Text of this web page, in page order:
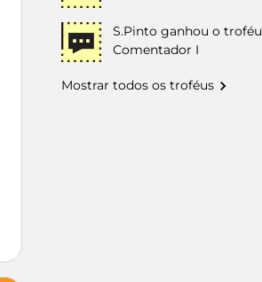
S.Pinto ganhou o troféu
Comentador I
Mostrar todos os troféus